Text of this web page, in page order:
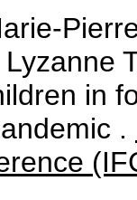
in
.